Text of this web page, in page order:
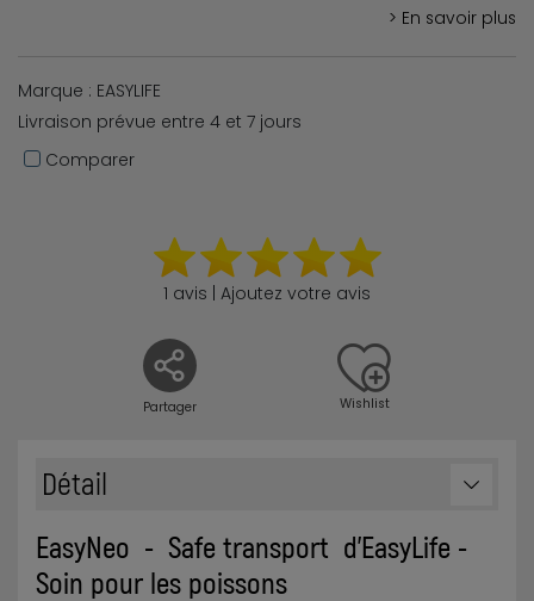
> En savoir plus
Marque : EASYLIFE
Livraison prévue entre 4 et 7 jours
Comparer
Partager
1 avis | Ajoutez votre avis
Wishlist
Détail
EasyNeo - Safe transport d'EasyLife -
Soin pour les poissons